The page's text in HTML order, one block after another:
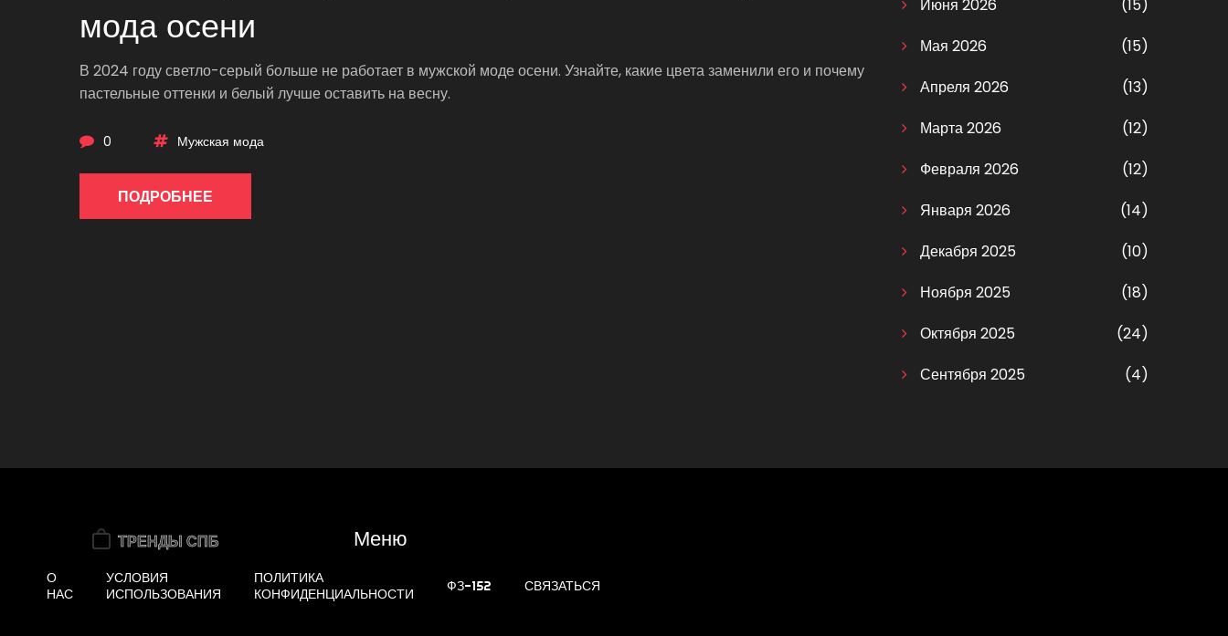
мода осени
В 2024 году светло-серый больше не работает в мужской моде осени. Узнайте, какие цвета заменили его и почему
пастельные оттенки и белый лучше оставить на весну.
0 Мужская мода
ПОДРОБНЕЕ
Июня 2026
(15)
Мая 2026
(15)
Апреля 2026
(13)
Марта 2026
(12)
Февраля 2026
(12)
Января 2026
(14)
Декабря 2025
(10)
Ноября 2025
(18)
Октября 2025
(24)
Сентября 2025
(4)
Меню
О
НАС
УСЛОВИЯ
ИСПОЛЬЗОВАНИЯ
ПОЛИТИКА
КОНФИДЕНЦИАЛЬНОСТИ
ФЗ-152 СВЯЗАТЬСЯ